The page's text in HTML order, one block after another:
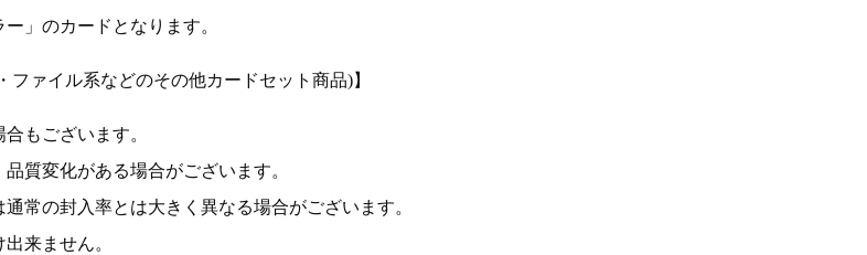
」のカードとなります。
ファイル系などのその他カードセット商品)】
もございます。
質変化がある場合がございます。
常の封入率とは大きく異なる場合がございます。
来ません。